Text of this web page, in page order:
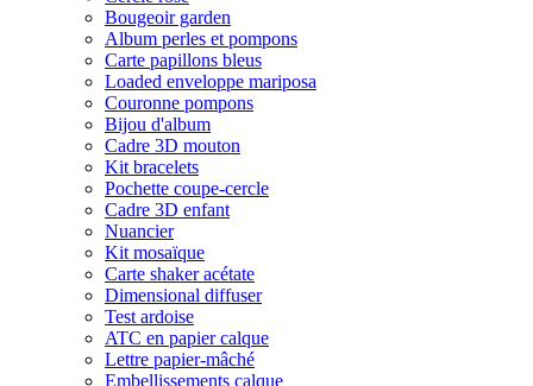
Bougeoir garden
Album perles et pompons
Carte papillons bleus
Loaded enveloppe mariposa
Couronne pompons
Bijou d'album
Cadre 3D mouton
Kit bracelets
Pochette coupe-cercle
Cadre 3D enfant
Nuancier
Kit mosaïque
Carte shaker acétate
Dimensional diffuser
Test ardoise
ATC en papier calque
Lettre papier-mâché
Embellissements calque